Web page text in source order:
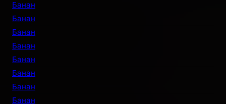
Банан
Банан
Банан
Банан
Банан
Банан
Банан
Банан